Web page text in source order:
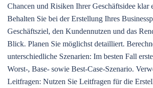
Chancen und Risiken Ihrer Geschäftsidee klar
Behalten Sie bei der Erstellung Ihres
Geschäftsziel, den Kundennutzen und das
Blick. Planen Sie möglichst detailliert.
unterschiedliche Szenarien: Im besten Fall
Worst-, Base- sowie Best-Case-Szenario.
Leitfragen: Nutzen Sie Leitfragen für die